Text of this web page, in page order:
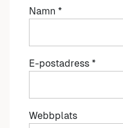
Namn *
E-postadress *
Webbplats